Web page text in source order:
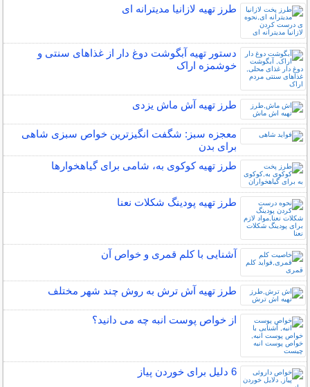
طرز تهیه لازانیا مدیترانه ای
دستور تهیه آبگوشت دوغ دار از غذاهای سنتی و
خوشمزه اراک
طرز تهیه آش ماش یزدی
معجزه سبز: شگفت انگیزترین خواص سبزی شاهی
برای بدن
طرز تهیه کوکوی به، شامی برای گیاهخوارها
طرز تهیه پودینگ شکلات نعنا
آشنایی با کلم قمری و خواص آن
طرز تهیه آش ترش به روش چند شهر مختلف
از خواص پوست انبه چه می دانید؟
6 دلیل برای خوردن پیاز